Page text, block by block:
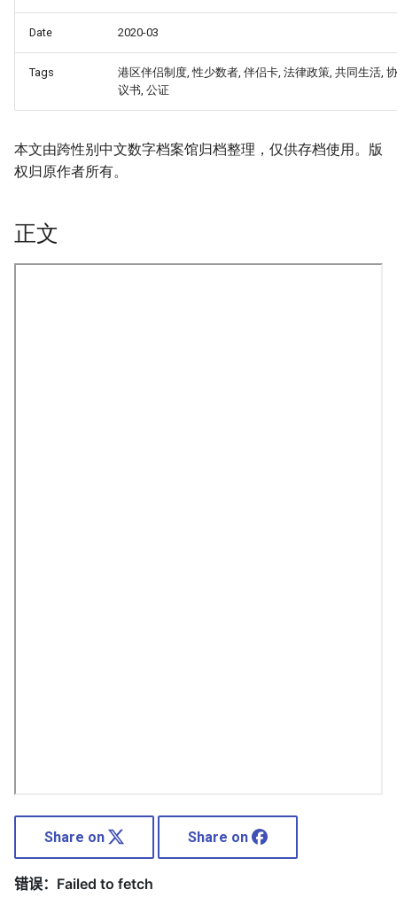
Date 2020-03
Tags
港区伴侣制度, 性少数者, 伴侣卡, 法律政策, 共同生活, 协
议书, 公证
本文由跨性别中文数字档案馆归档整理，仅供存档使用。版
权归原作者所有。
正文
Share on Share on